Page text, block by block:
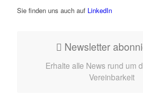
Sie finden uns auch auf LinkedIn
Newsletter
Erhalte alle News rund um
Vereinbarkeit